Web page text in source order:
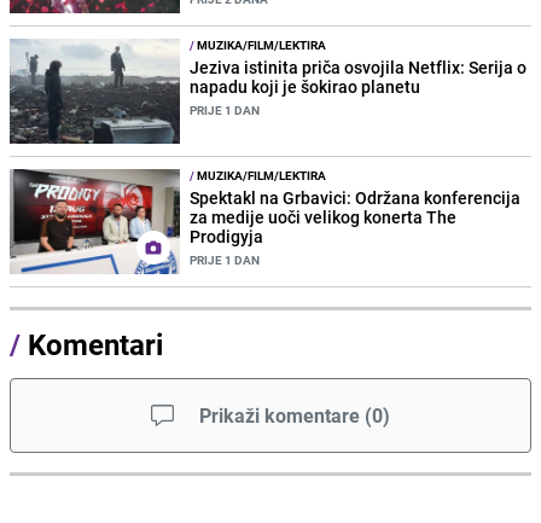
/MUZIKA/FILM/LEKTIRA
Jeziva istinita priča osvojila Netflix: Serija o
napadu koji je šokirao planetu
PRIJE 1 DAN
/MUZIKA/FILM/LEKTIRA
Spektakl na Grbavici: Održana konferencija
za medije uoči velikog konerta The
Prodigyja
PRIJE 1 DAN
/ Komentari
Prikaži komentare (0)